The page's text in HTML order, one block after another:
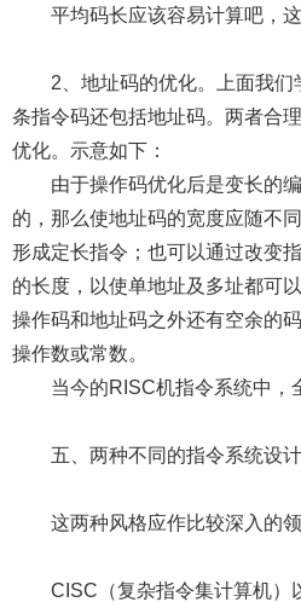
平均码长应该容易计算吧，
2、地址码的优化。上面我
条指令码还包括地址码。两者合
优化。示意如下：
由于操作码优化后是变长的
的，那么使地址码的宽度应随不
形成定长指令；也可以通过改变
的长度，以使单地址及多址都可
操作码和地址码之外还有空余的
操作数或常数。
当今的RISC机指令系统中，
五、两种不同的指令系统设
这两种风格应作比较深入的
CISC（复杂指令集计算机）